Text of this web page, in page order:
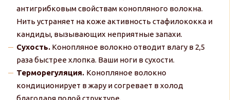
антигрибковым свойствам конопляного волокна.
Нить устраняет на коже активность стафилококка и
кандиды, вызывающих неприятные запахи.
Сухость. Конопляное волокно отводит влагу в 2,5
раза быстрее хлопка. Ваши ноги в сухости.
Терморегуляция. Конопляное волокно
кондиционирует в жару и согревает в холод
благодаря полой структуре.